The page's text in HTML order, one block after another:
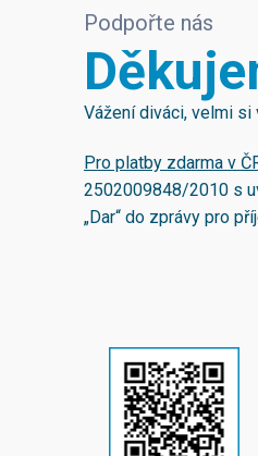
Podpořte nás
Vážení diváci, velmi si
Pro platby zdarma v
2502009848/2010 s
„Dar“ do zprávy pro